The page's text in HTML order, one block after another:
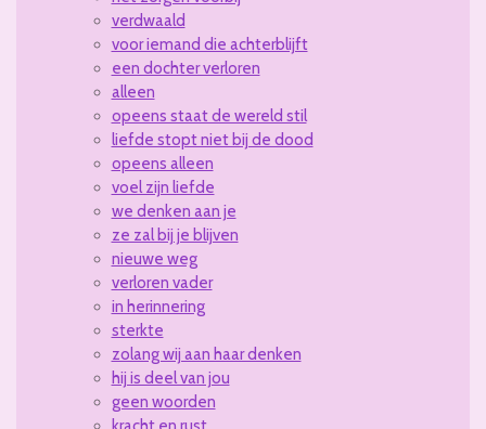
verdwaald
voor iemand die achterblijft
een dochter verloren
alleen
opeens staat de wereld stil
liefde stopt niet bij de dood
opeens alleen
voel zijn liefde
we denken aan je
ze zal bij je blijven
nieuwe weg
verloren vader
in herinnering
sterkte
zolang wij aan haar denken
hij is deel van jou
geen woorden